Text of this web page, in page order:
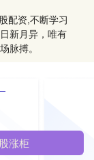
配资,不断学习
新月异，唯有
脉搏。
股涨柜